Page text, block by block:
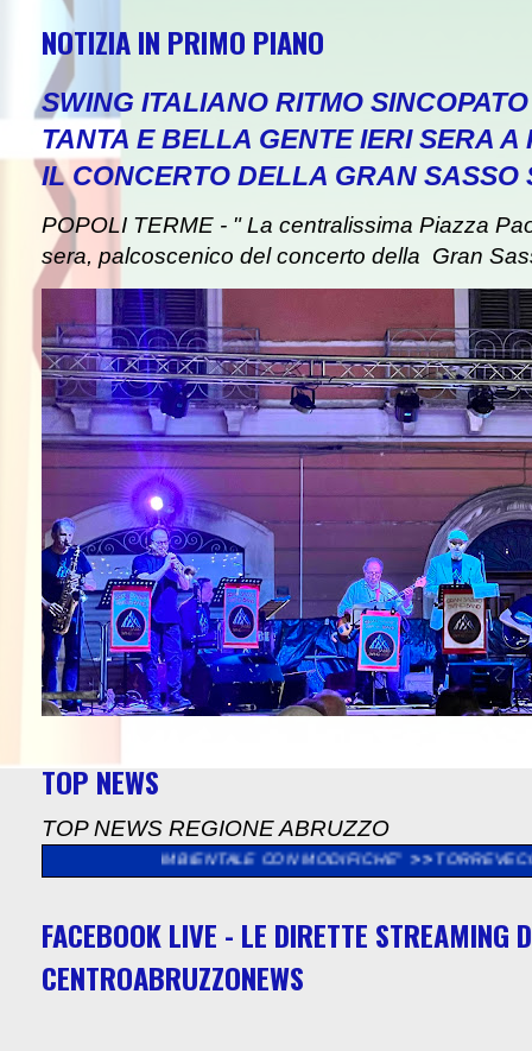
NOTIZIA IN PRIMO PIANO
SWING ITALIANO RITMO
TANTA E BELLA GENTE IERI SERA A
IL CONCERTO DELLA GRAN SASSO
POPOLI TERME - " La centralissima Piazza
sera, palcoscenico del concerto della Gran
TOP NEWS
TOP NEWS REGIONE ABRUZZO
AMBIENTALE CON MODIFICHE" >> TORREVECCHIA TEATINA
FACEBOOK LIVE - LE DIRETTE STREAMING
CENTROABRUZZONEWS